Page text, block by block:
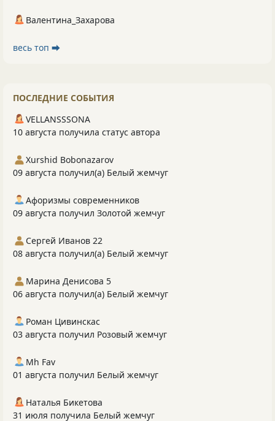
Валентина_Захарова
весь топ ⮕
ПОСЛЕДНИЕ СОБЫТИЯ
VELLANSSSONA
10 августа получила статус автора
Xurshid Bobonazarov
09 августа получил(а) Белый жемчуг
Афоризмы современников
09 августа получил Золотой жемчуг
Сергей Иванов 22
08 августа получил(а) Белый жемчуг
Марина Денисова 5
06 августа получил(а) Белый жемчуг
Роман Цивинскас
03 августа получил Розовый жемчуг
Mh Fav
01 августа получил Белый жемчуг
Наталья Бикетова
31 июля получила Белый жемчуг